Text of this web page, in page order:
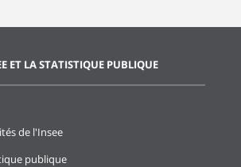
ET LA STATISTIQUE PUBLIQUE
de l'Insee
publique